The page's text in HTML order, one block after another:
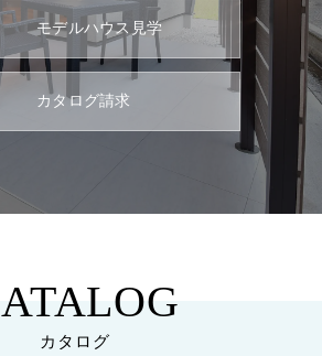
モデルハウス見学
カタログ請求
カタログ